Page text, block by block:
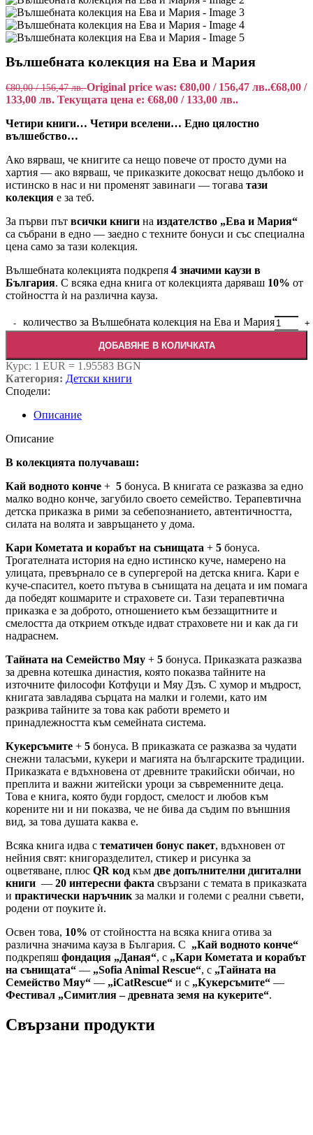
Вълшебната колекция на Ева и Мария
€80,00/ 156,47 лв.Original price was: €80,00 / 156,47 лв..€68,00 /
133,00 лв. Текущата цена е: €68,00 / 133,00 лв..
Четири книги… Четири вселени… Едно цялостно
вълшебство…
Ако вярваш, че книгите са нещо повече от просто думи на
хартия — ако вярваш, че приказките докосват нещо дълбоко и
истинско в нас и ни променят завинаги — тогава тази
колекция е за теб.
За първи път всички книги на издателство „Ева и Мария“
са събрани в едно — заедно с техните бонуси и със специална
цена само за тази колекция.
Вълшебната колекцията подкрепя 4 значими каузи в
България. С всяка една книга от колекцията даряваш 10% от
стойността ѝ на различна кауза.
количество за Вълшебната колекция на Ева и Мария
ДОБАВЯНЕ В КОЛИЧКАТА
Курс: 1 EUR = 1.95583 BGN
Категория: Детски книги
Сподели:
Описание
Описание
В колекцията получаваш:
Кай водното конче + 5 бонуса. В книгата се разказва за едно
малко водно конче, загубило своето семейство. Терапевтична
детска приказка в рими за себепознанието, автентичността,
силата на волята и завръщането у дома.
Кари Кометата и корабът на сънищата + 5 бонуса.
Трогателната история на едно истинско куче, намерено на
улицата, превърнало се в супергерой на детска книга. Кари е
куче-спасител, което пътува в сънищата на децата и им помага
да победят кошмарите и страховете си. Тази терапевтична
приказка е за доброто, отношението към беззащитните и
смелостта да открием откъде идват страховете ни и как да ги
надраснем.
Тайната на Семейство Мяу + 5 бонуса. Приказката разказва
за древна котешка династия, която показва тайните на
източните философи Котфуци и Мяу Дзъ. С хумор и мъдрост,
книгата завладява сърцата на малки и големи, като им
разкрива тайните за това как работи времето и
принадлежността към семейната система.
Кукерсъмите + 5 бонуса. В приказката се разказва за чудати
снежни таласъми, кукери и магията на българските традиции.
Приказката е вдъхновена от древните тракийски обичаи, но
преплита и важни житейски уроци за съвременните деца.
Това е книга, която буди гордост, смелост и любов към
корените ни и ни показва, че не бива да съдим по външния
вид, за това душата каква е.
Всяка книга идва с тематичен бонус пакет, вдъхновен от
нейния свят: книгоразделител, стикер и рисунка за
оцветяване, плюс QR код към две допълнителни дигитални
книги — 20 интересни факта свързани с темата в приказката
и практически наръчник за малки и големи с реални съвети,
родени от поуките ѝ.
Освен това, 10% от стойността на всяка книга отива за
различна значима кауза в България. С „Кай водното конче“
подкрепяш фондация „Даная“, с „Кари Кометата и корабът
на сънищата“ — „Sofia Animal Rescue“, с „Тайната на
Семейство Мяу“ — „iCatRescue“ и с „Кукерсъмите“ —
Фестивал „Симитлия – древната земя на кукерите“.
Свързани продукти